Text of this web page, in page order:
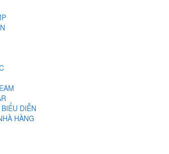
DIỄN
HÀNG